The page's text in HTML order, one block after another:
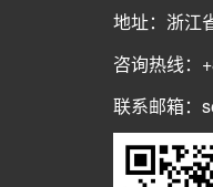
地址：浙江
咨询热线：
联系邮箱：